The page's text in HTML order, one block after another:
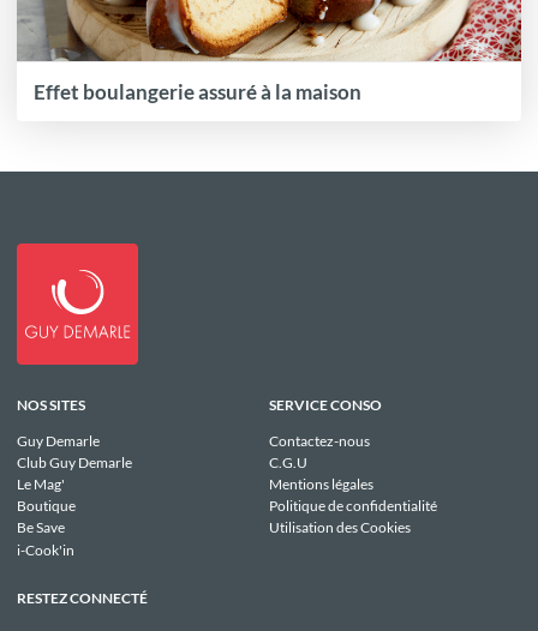
Effet boulangerie assuré à la maison
NOS SITES
Guy Demarle
Club Guy Demarle
Le Mag'
Boutique
Be Save
i-Cook'in
SERVICE CONSO
Contactez-nous
C.G.U
Mentions légales
Politique de confidentialité
Utilisation des Cookies
RESTEZ CONNECTÉ